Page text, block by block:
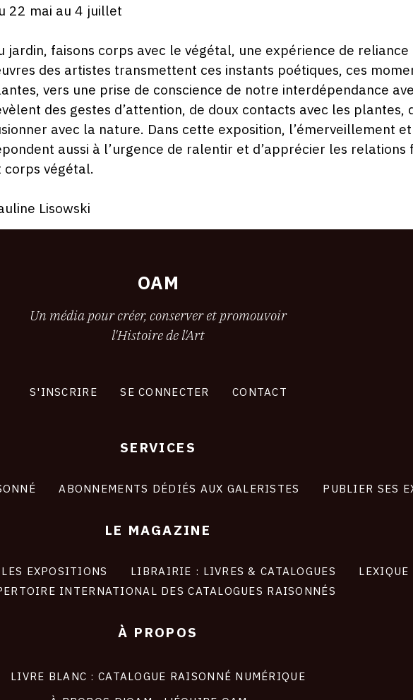
2025
22 mai au 4 juillet
jardin, faisons corps avec le végétal, une expérience de
des artistes transmettent ces instants poétiques, ces
vers une prise de conscience de notre interdépendance
des gestes d’attention, de doux contacts avec les plantes,
avec la nature. Dans cette exposition, l’émerveillement
aussi à l’urgence de ralentir et d’apprécier les
corps végétal.
Lisowski
OAM
Un média pour créer, conserver et promouvoir
l'Histoire de l'Art
S'INSCRIRE SE CONNECTER CONTACT
SERVICES
ABONNEMENTS DÉDIÉS AUX GALERISTES PUBLIER SES
LE MAGAZINE
LES EXPOSITIONS LIBRAIRIE : LIVRES & CATALOGUES
INTERNATIONAL DES CATALOGUES RAISONNÉS
À PROPOS
LIVRE BLANC : CATALOGUE RAISONNÉ NUMÉRIQUE